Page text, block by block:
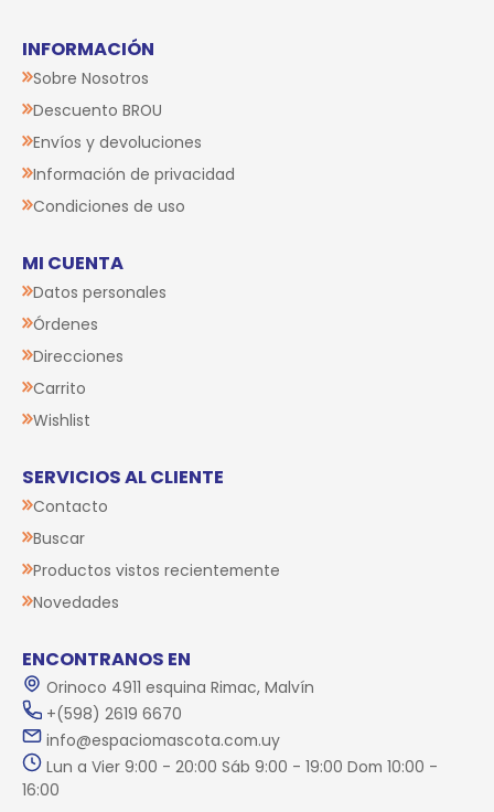
INFORMACIÓN
Sobre Nosotros
Descuento BROU
Envíos y devoluciones
Información de privacidad
Condiciones de uso
MI CUENTA
Datos personales
Órdenes
Direcciones
Carrito
Wishlist
SERVICIOS AL CLIENTE
Contacto
Buscar
Productos vistos recientemente
Novedades
ENCONTRANOS EN
Orinoco 4911 esquina Rimac, Malvín
+(598) 2619 6670
info@espaciomascota.com.uy
Lun a Vier 9:00 - 20:00 Sáb 9:00 - 19:00 Dom 10:00 -
16:00